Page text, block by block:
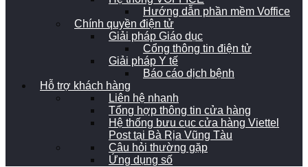
Hướng dẫn phần mềm Voffice
Chính quyền điện tử
Giải pháp Giáo dục
Cổng thông tin điện tử
Giải pháp Y tế
Báo cáo dịch bệnh
Hỗ trợ khách hàng
Liên hệ nhanh
Tổng hợp thông tin cửa hàng
Hệ thống bưu cục cửa hàng Viettel
Post tại Bà Rịa Vũng Tàu
Câu hỏi thường gặp
Ứng dụng số